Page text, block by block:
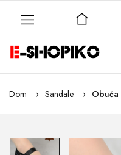
Dom Sandale